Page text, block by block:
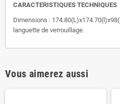
CARACTERISTIQUES TECHNIQUES
Dimensions :
languette de verrouillage.
Vous aimerez aussi